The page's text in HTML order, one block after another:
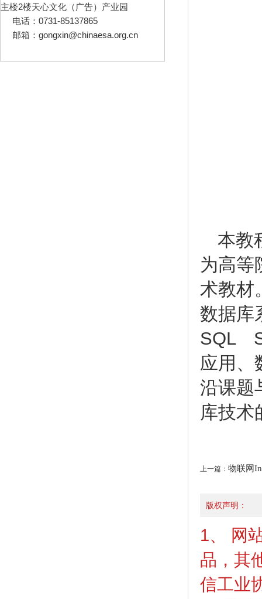
主楼2楼天心文化（广告）产业园
电话：0731-85137865
邮箱：gongxin@chinaesa.org.cn
本教
为高等
术教材
数据库
SQL
应用、
沿课题
库技术
上一篇： 物联网
版权声明：
1、 网
品，其
信工业